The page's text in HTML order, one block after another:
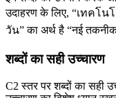
उदाहरण के लिए, “เทค
วัน” का अर्थ है “नई
शब्दों का सही उच्चारण
C2 स्तर पर शब्दों का सही